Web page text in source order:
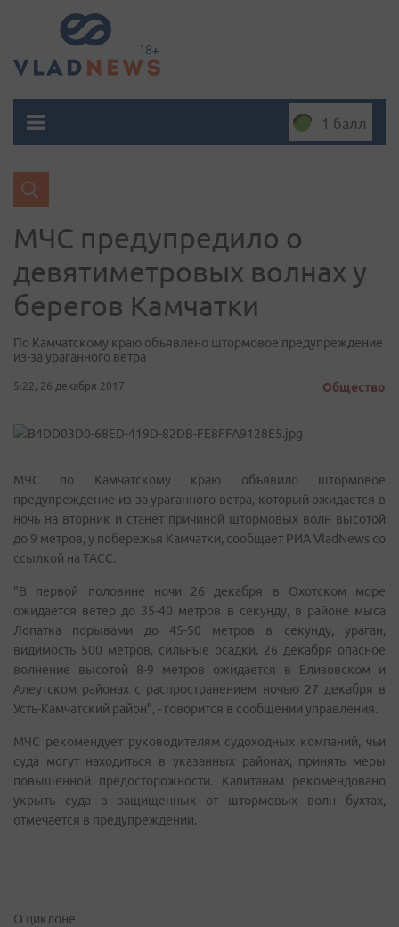
1 балл
МЧС предупредило о
девятиметровых волнах у
берегов Камчатки
По Камчатскому краю объявлено штормовое предупреждение
из-за ураганного ветра
5:22, 26 декабря 2017 Общество
МЧС по Камчатскому краю объявило штормовое
предупреждение из-за ураганного ветра, который ожидается в
ночь на вторник и станет причиной штормовых волн высотой
до 9 метров, у побережья Камчатки, сообщает РИА VladNews со
ссылкой на ТАСС.
"В первой половине ночи 26 декабря в Охотском море
ожидается ветер до 35-40 метров в секунду, в районе мыса
Лопатка порывами до 45-50 метров в секунду, ураган,
видимость 500 метров, сильные осадки. 26 декабря опасное
волнение высотой 8-9 метров ожидается в Елизовском и
Алеутском районах с распространением ночью 27 декабря в
Усть-Камчатский район", - говорится в сообщении управления.
МЧС рекомендует руководителям судоходных компаний, чьи
суда могут находиться в указанных районах, принять меры
повышенной предосторожности. Капитанам рекомендовано
укрыть суда в защищенных от штормовых волн бухтах,
отмечается в предупреждении.
О циклоне